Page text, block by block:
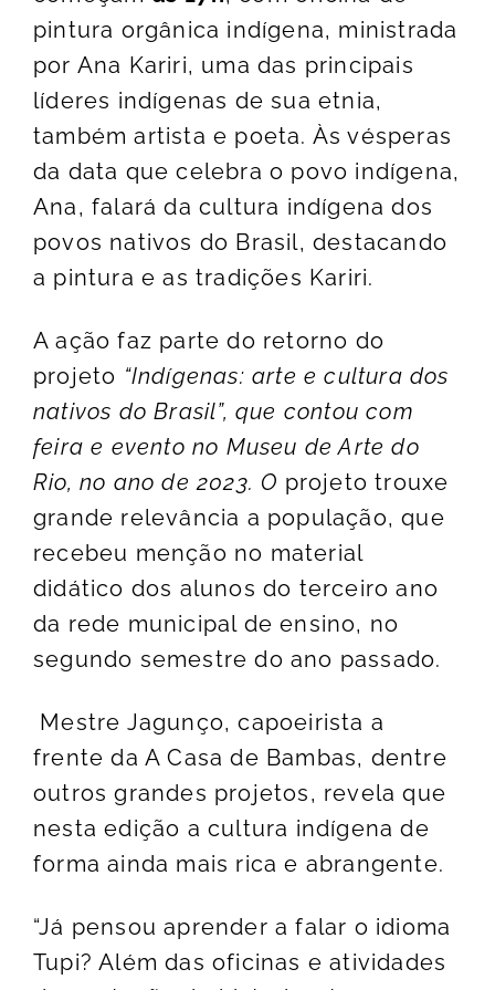
pintura orgânica indígena, ministrada
por Ana Kariri, uma das principais
líderes indígenas de sua etnia,
também artista e poeta. Às vésperas
da data que celebra o povo indígena,
Ana, falará da cultura indígena dos
povos nativos do Brasil, destacando
a pintura e as tradições Kariri.
A ação faz parte do retorno do
projeto “Indígenas: arte e cultura dos
nativos do Brasil”, que contou com
feira e evento no Museu de Arte do
Rio, no ano de 2023. O projeto trouxe
grande relevância a população, que
recebeu menção no material
didático dos alunos do terceiro ano
da rede municipal de ensino, no
segundo semestre do ano passado.
Mestre Jagunço, capoeirista a
frente da A Casa de Bambas, dentre
outros grandes projetos, revela que
nesta edição a cultura indígena de
forma ainda mais rica e abrangente.
“Já pensou aprender a falar o idioma
Tupi? Além das oficinas e atividades